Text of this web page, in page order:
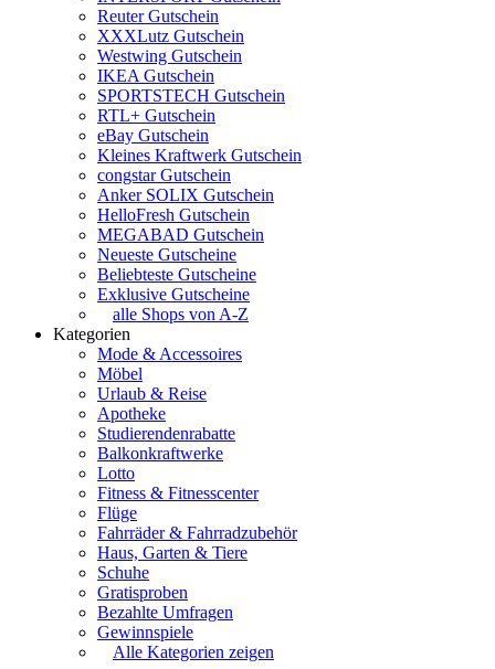
Reuter Gutschein
XXXLutz Gutschein
Westwing Gutschein
IKEA Gutschein
SPORTSTECH Gutschein
RTL+ Gutschein
eBay Gutschein
Kleines Kraftwerk Gutschein
congstar Gutschein
Anker SOLIX Gutschein
HelloFresh Gutschein
MEGABAD Gutschein
Neueste Gutscheine
Beliebteste Gutscheine
Exklusive Gutscheine
alle Shops von A-Z
Kategorien
Mode & Accessoires
Möbel
Urlaub & Reise
Apotheke
Studierendenrabatte
Balkonkraftwerke
Lotto
Fitness & Fitnesscenter
Flüge
Fahrräder & Fahrradzubehör
Haus, Garten & Tiere
Schuhe
Gratisproben
Bezahlte Umfragen
Gewinnspiele
Alle Kategorien zeigen